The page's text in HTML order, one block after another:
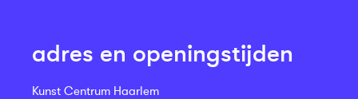
adres en openingstijden
Kunst Centrum Haarlem